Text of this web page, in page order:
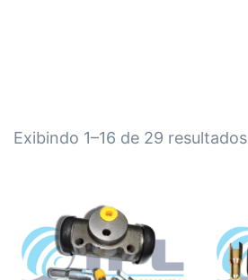
Exibindo 1–16 de 29 resultados